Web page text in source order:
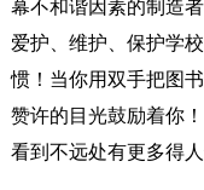
幕不和谐因素的制造
爱护、维护、保护学
惯！当你用双手把图
赞许的目光鼓励着你
看到不远处有更多得